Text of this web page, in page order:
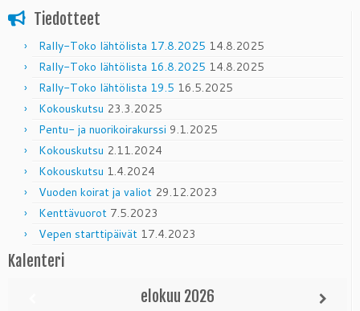
Tiedotteet
Rally-Toko lähtölista 17.8.2025 14.8.2025
Rally-Toko lähtölista 16.8.2025 14.8.2025
Rally-Toko lähtölista 19.5 16.5.2025
Kokouskutsu 23.3.2025
Pentu- ja nuorikoirakurssi 9.1.2025
Kokouskutsu 2.11.2024
Kokouskutsu 1.4.2024
Vuoden koirat ja valiot 29.12.2023
Kenttävuorot 7.5.2023
Vepen starttipäivät 17.4.2023
Kalenteri
elokuu 2026